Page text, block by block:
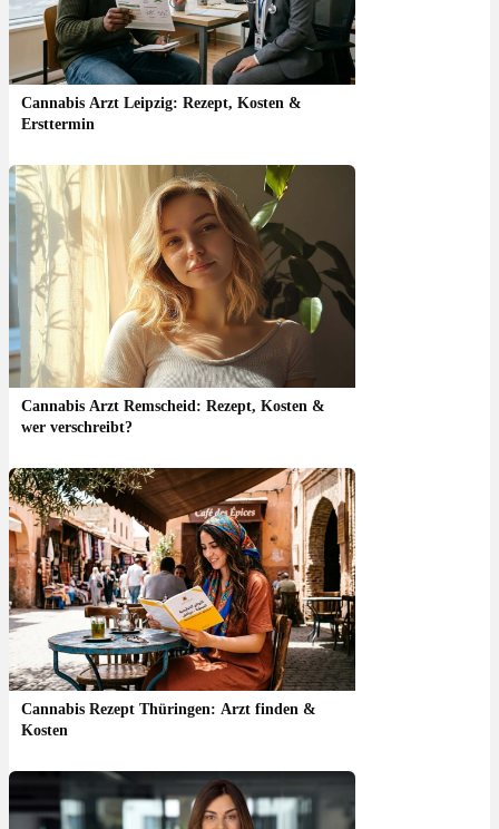
Cannabis Arzt Leipzig: Rezept, Kosten &
Ersttermin
Cannabis Arzt Remscheid: Rezept, Kosten &
wer verschreibt?
Cannabis Rezept Thüringen: Arzt finden &
Kosten